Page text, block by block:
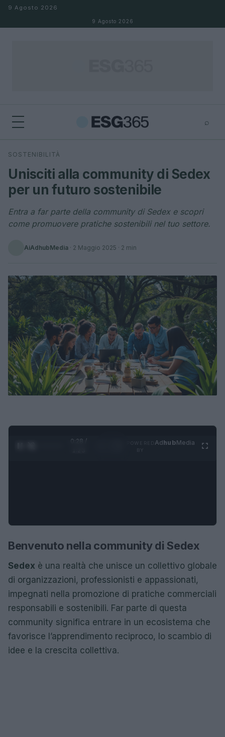
Salta al contenuto
9 Agosto 2026
9 Agosto 2026
⌕
Cerca
SOSTENIBILITÀ
Unisciti alla community di Sedex
per un futuro sostenibile
Entra a far parte della community di Sedex e scopri
come promuovere pratiche sostenibili nel tuo settore.
AiAdhubMedia · 2 Maggio 2025 · 2 min
0:29 /
AdhubMedia
Benvenuto nella community di Sedex
Sedex è una realtà che unisce un collettivo globale
di organizzazioni, professionisti e appassionati,
impegnati nella promozione di pratiche commerciali
responsabili e sostenibili. Far parte di questa
community significa entrare in un ecosistema che
favorisce l’apprendimento reciproco, lo scambio di
idee e la crescita collettiva.